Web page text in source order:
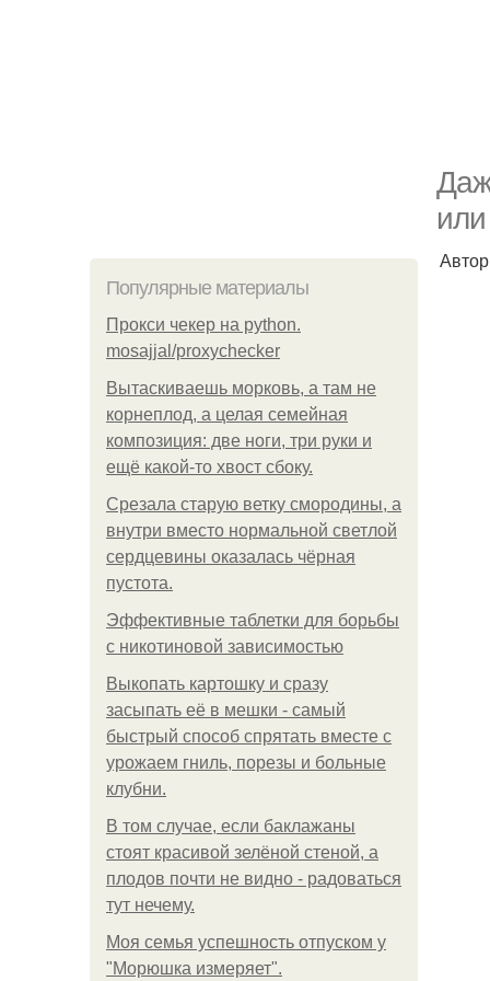
Популярные материалы
Прокси чекер на python.
mosajjal/proxychecker
Вытаскиваешь морковь, а там не
корнеплод, а целая семейная
композиция: две ноги, три руки и
ещё какой-то хвост сбоку.
Срезала старую ветку смородины, а
внутри вместо нормальной светлой
сердцевины оказалась чёрная
пустота.
Эффективные таблетки для борьбы
с никотиновой зависимостью
Выкопать картошку и сразу
засыпать её в мешки - самый
быстрый способ спрятать вместе с
урожаем гниль, порезы и больные
клубни.
В том случае, если баклажаны
стоят красивой зелёной стеной, а
плодов почти не видно - радоваться
тут нечему.
Моя семья успешность отпуском у
"Морюшка измеряет".